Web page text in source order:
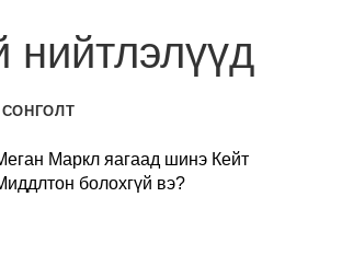
нийтлэлүүд
СОНГОЛТ
Маркл яагаад шинэ Кейт
болохгүй вэ?